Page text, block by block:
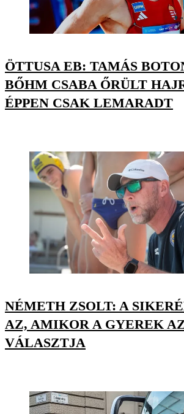
ÖTTUSA EB: TAMÁS
BŐHM CSABA ŐRÜLT
ÉPPEN CSAK LEMARADT
NÉMETH ZSOLT: A
AZ, AMIKOR A GYEREK
VÁLASZTJA